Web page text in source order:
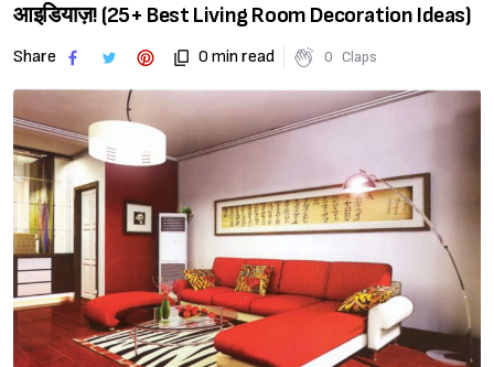
आइडियाज़! (25+ Best Living Room Decoration Ideas)
Share 0 min read 0 Claps